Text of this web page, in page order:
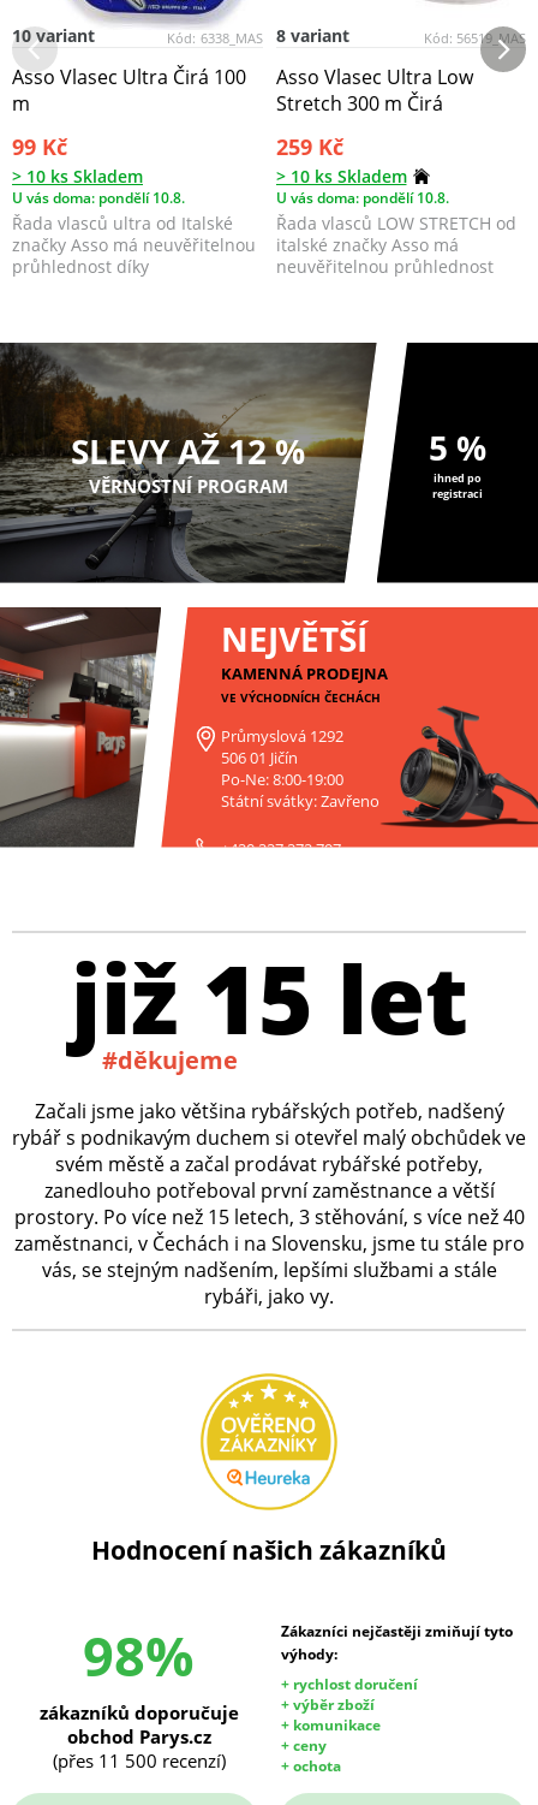
Kód: 6338_MAS
10 variant
Asso Vlasec Ultra Čirá 100
m
99 Kč
> 10 ks Skladem
U vás doma: pondělí 10.8.
Řada vlasců ultra od Italské
značky Asso má neuvěřitelnou
průhlednost díky
Kód: 56519_MAS
8 variant
Asso Vlasec Ultra Low
Stretch 300 m Čirá
259 Kč
> 10 ks Skladem
U vás doma: pondělí 10.8.
Řada vlasců LOW STRETCH od
italské značky Asso má
neuvěřitelnou průhlednost
SLEVY AŽ 12 %
VĚRNOSTNÍ PROGRAM
5 %
ihned po
registraci
NEJVĚTŠÍ
KAMENNÁ PRODEJNA
VE VÝCHODNÍCH ČECHÁCH
Průmyslová 1292
506 01 Jičín
Po-Ne: 8:00-19:00
Státní svátky: Zavřeno
+420 227 272 797
již 15 let
#děkujeme
Začali jsme jako většina rybářských potřeb, nadšený
rybář s podnikavým duchem si otevřel malý obchůdek ve
svém městě a začal prodávat rybářské potřeby,
zanedlouho potřeboval první zaměstnance a větší
prostory. Po více než 15 letech, 3 stěhování, s více než 40
zaměstnanci, v Čechách i na Slovensku, jsme tu stále pro
vás, se stejným nadšením, lepšími službami a stále
rybáři, jako vy.
Hodnocení našich zákazníků
98%
Zákazníci nejčastěji zmiňují tyto
výhody:
+ rychlost doručení
+ výběr zboží
+ komunikace
+ ceny
+ ochota
zákazníků doporučuje
obchod Parys.cz
(přes 11 500 recenzí)